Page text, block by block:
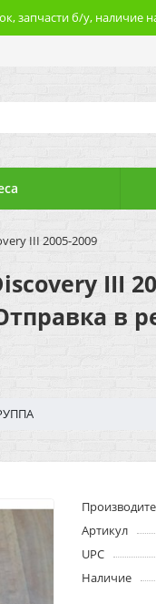
запчасти б/у, наличие
III 2005-2009
III
в
Артикул
UPC
Наличие